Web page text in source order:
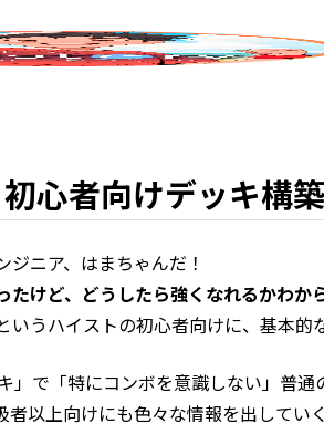
心者向けデッキ構
ニア、はまちゃんだ！
たけど、どうしたら強くなれるかわか
いうハイストの初心者向けに、基本的
で「特にコンボを意識しない」普
以上向けにも色々な情報を出してい